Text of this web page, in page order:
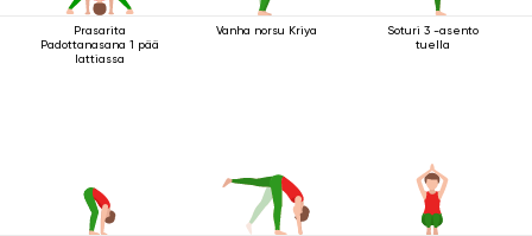
Prasarita
Padottanasana 1 pää
lattiassa
Vanha norsu Kriya
Soturi 3 -asento
tuella